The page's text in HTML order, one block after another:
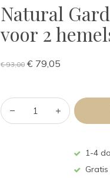
Natural
voor 2
€ 93,00 € 79,05
1-4